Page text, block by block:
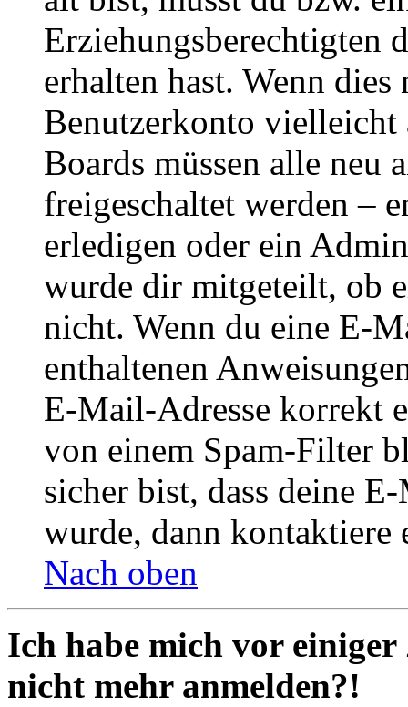
Erziehungsberechtigten
erhalten hast. Wenn
Benutzerkonto
Boards müssen alle neu
freigeschaltet werden –
erledigen oder ein
wurde dir mitgeteilt, ob
nicht. Wenn du eine E-
enthaltenen
E-Mail-Adresse korrekt
von einem Spam-Filter
sicher bist, dass deine
wurde, dann kontaktiere
Nach oben
Ich habe mich vor
nicht mehr anmelden?!